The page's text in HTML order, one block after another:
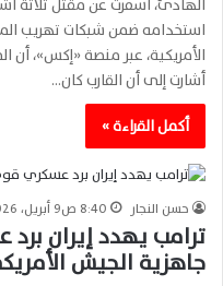
الهادئ، أسفرت عن مقتل
استخدامه ضمن شبكات تهريب
الأمريكية، عبر منصة «إكس»، أن
أشارت إلى أن القارب كان…
أكمل القراءة »
حسن النجار 8:40 ص9 أبريل، 2026
ترامب يهدد إيران
جاهزية الجيش